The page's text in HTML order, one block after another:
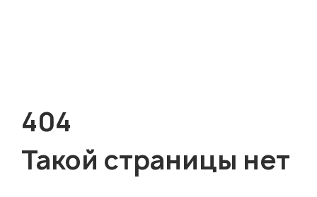
404
Такой страницы нет